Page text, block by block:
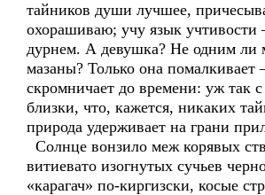
тайников души лучшее,
охорашиваю; учу язык учтивости
дурнем. А девушка? Не одним ли
мазаны? Только она помалкивает
скромничает до времени: уж так
близки, что, кажется, никаких
природа удерживает на грани
Солнце вонзило меж корявых
витиевато изогнутых сучьев
«карагач» по-киргизски, косые